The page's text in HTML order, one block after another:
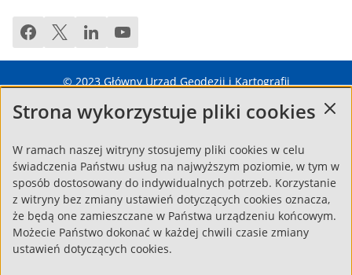
facebooktwitter linkedinyoutube
© 2023Główny Urząd Geodezji i Kartografii
Regulamin Pytania i odpowiedzi – FAQ Mapa strony Zgłoś błąd
Polityka cookies
Deklaracja dostępności
Strona wykorzystuje pliki cookies
W ramach naszej witryny stosujemy pliki cookies w celu
świadczenia Państwu usług na najwyższym poziomie, w tym w
sposób dostosowany do indywidualnych potrzeb. Korzystanie
z witryny bez zmiany ustawień dotyczących cookies oznacza,
że będą one zamieszczane w Państwa urządzeniu końcowym.
Możecie Państwo dokonać w każdej chwili czasie zmiany
ustawień dotyczących cookies.